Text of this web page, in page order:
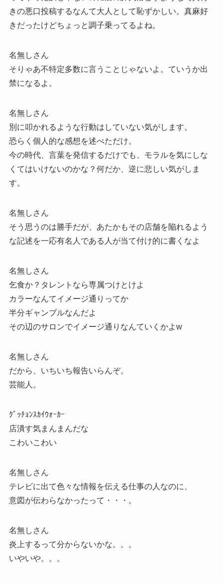
きの悪口投稿するなんて大人として恥ずかしい。真麻好
きだったけどちょっと調子乗ってるよね。
名無しさん
そりゃあ不特定多数に言うことじゃないよ。ていうか出
禁になるよ。
名無しさん
別に叩かれるような行動はしていない気がします。
恐らく個人的な感想を述べただけ。
今の時代、言葉を発信するだけでも、モラルを気にしな
くてはいけないのかな？何だか、逆に悲しい気がしま
す。
名無しさん
そう思うのは勝手だが、あたかもその店舗を陥れるよう
な記述を一応有名人である人が当て付け的に書くなよ
名無しさん
乞食か？タレントなら専属つけとけよ
カラーなんてイメージ通りってか
半分ギャンブルなんだよ
その辺のサロンでイメージ通りなんていくかよw
名無しさん
だから、いちいち報告いらんぞ。
芸能人。
ｸﾞｯﾁｮﾝｽｶｲｳｫｰｶｰ
店潰す気まんまんだな
こわいこわい
名無しさん
テレビに出て色々な情報を伝える仕事の人なのに、
意図が伝わらなかったって・・・。
名無しさん
炎上するって分からないかな。。。
いやいや。。。